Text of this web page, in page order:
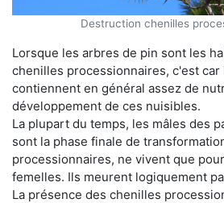
Destruction chenilles
Lorsque les arbres de pin sont les
chenilles processionnaires, c'est
contiennent en général assez de
développement de ces nuisibles.
La plupart du temps, les mâles des
sont la phase finale de
processionnaires, ne vivent que
femelles. Ils meurent logiquement
La présence des chenilles